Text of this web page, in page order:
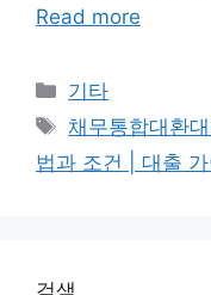
Read more
Categories
기타
Tags
채무통합대환
법과 조건 | 대출
검색